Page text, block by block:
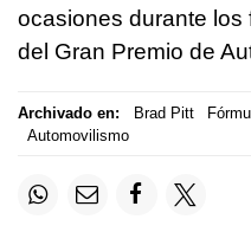
ocasiones durante los
del Gran Premio de
Archivado en: Brad Pitt
Automovilismo